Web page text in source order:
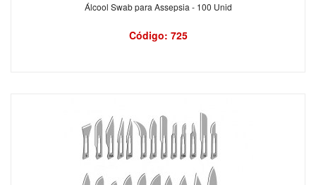
Álcool Swab para Assepsia - 100 Unid
Código: 725